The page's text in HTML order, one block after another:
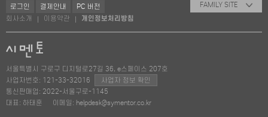
로그인 결제안내
PC 버전
회사소개
이용약관 개인정보처리방침
FAMILY SITE
서울특별시 구로구 디지털로27길 36, e스페이스 207호
사업자번호: 121-33-32016
사업자 정보 확인
통신판매업: 2022-서울구로-1145
대표: 하태훈
이메일: helpdesk@symentor.co.kr